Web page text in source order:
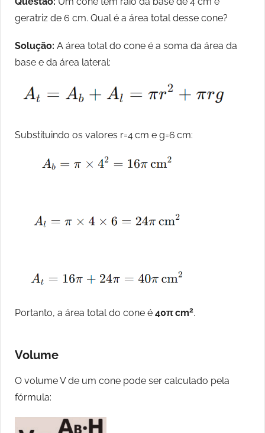
geratriz de 6 cm. Qual é a área total desse cone?
Solução: A área total do cone é a soma da área da
base e da área lateral:
Substituindo os valores r=4 cm e g=6 cm:
Portanto, a área total do cone é 40π cm2.
Volume
O volume V de um cone pode ser calculado pela
fórmula: